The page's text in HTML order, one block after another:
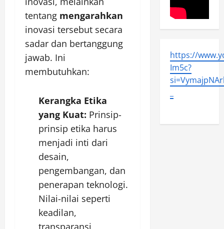
tentang mengarahkan
inovasi tersebut secara
sadar dan bertanggung
jawab. Ini
membutuhkan:
Kerangka Etika
yang Kuat: Prinsip-
prinsip etika harus
menjadi inti dari
desain,
pengembangan, dan
penerapan teknologi.
Nilai-nilai seperti
keadilan,
transparansi,
https://
Im5c?